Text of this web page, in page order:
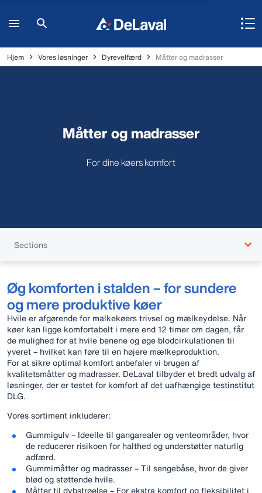
Hjem Vores løsninger Dyrevelfærd Måtter og madrasser
Måtter og madrasser
For dine køers komfort
Sections
Øg komforten i stalden – for sundere
og mere produktive køer
Hvile er afgørende for malkekøers trivsel og mælkeydelse. Når
køer kan ligge komfortabelt i mere end 12 timer om dagen, får
de mulighed for at hvile benene og øge blodcirkulationen til
yveret – hvilket kan føre til en højere mælkeproduktion.
For at sikre optimal komfort anbefaler vi brugen af
kvalitetsmåtter og madrasser. DeLaval tilbyder et bredt udvalg af
løsninger, der er testet for komfort af det uafhængige testinstitut
DLG.
Vores sortiment inkluderer:
Gummigulv – Ideelle til gangarealer og venteområder, hvor
de reducerer risikoen for halthed og understøtter naturlig
adfærd.
Gummimåtter og madrasser – Til sengebåse, hvor de giver
blød og støttende hvile.
Måtter til dybstrøelse – For ekstra komfort og fleksibilitet i